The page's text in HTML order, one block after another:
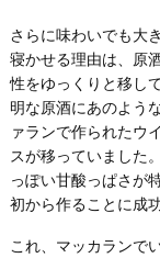
さらに味わいでも大
寝かせる理由は、原
性をゆっくりと移し
明な原酒にあのよう
ァランで作られたウ
スが移っていました
っぽい甘酸っぱさが
初から作ることに成
これ、マッカランで